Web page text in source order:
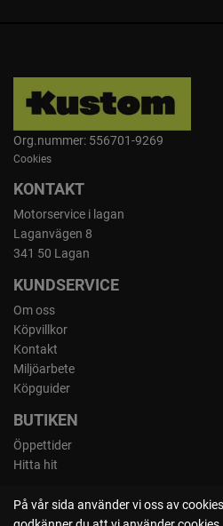
Org.nummer: 556701-9269
Cookies
KONTAKT
Motorservice i lagan
Laganvägen 8
341 50 Lagan
KUNDSERVICE
Om oss
Köpvillkor
Kontakt
Miljöarbete
Köpguider
BUTIKEN
Öppettider
Hitta hit
På vår sida använder vi oss av